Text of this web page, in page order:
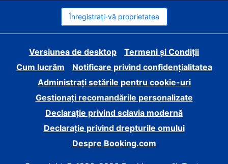
Înregistrați-vă proprietatea
Versiunea de desktop
Termeni și Condiții
Cum lucrăm
Notificare privind confidențialitatea
Administrați setările pentru cookie-uri
Gestionați recomandările personalizate
Declarație privind sclavia modernă
Declarație privind drepturile omului
Despre Booking.com